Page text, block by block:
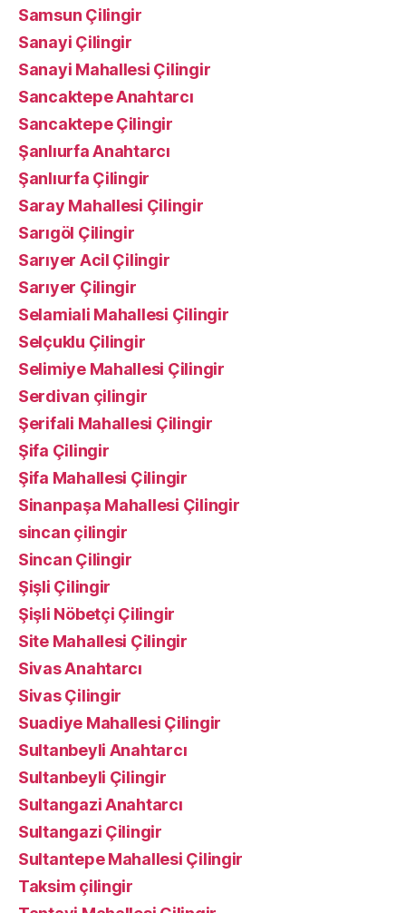
Samsun Çilingir
Sanayi Çilingir
Sanayi Mahallesi Çilingir
Sancaktepe Anahtarcı
Sancaktepe Çilingir
Şanlıurfa Anahtarcı
Şanlıurfa Çilingir
Saray Mahallesi Çilingir
Sarıgöl Çilingir
Sarıyer Acil Çilingir
Sarıyer Çilingir
Selamiali Mahallesi Çilingir
Selçuklu Çilingir
Selimiye Mahallesi Çilingir
Serdivan çilingir
Şerifali Mahallesi Çilingir
Şifa Çilingir
Şifa Mahallesi Çilingir
Sinanpaşa Mahallesi Çilingir
sincan çilingir
Sincan Çilingir
Şişli Çilingir
Şişli Nöbetçi Çilingir
Site Mahallesi Çilingir
Sivas Anahtarcı
Sivas Çilingir
Suadiye Mahallesi Çilingir
Sultanbeyli Anahtarcı
Sultanbeyli Çilingir
Sultangazi Anahtarcı
Sultangazi Çilingir
Sultantepe Mahallesi Çilingir
Taksim çilingir